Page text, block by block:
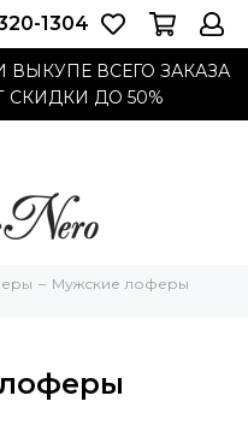
ВСЕГО ЗАКАЗА
СКИДКИ ДО 50%
1304
Мужские лоферы